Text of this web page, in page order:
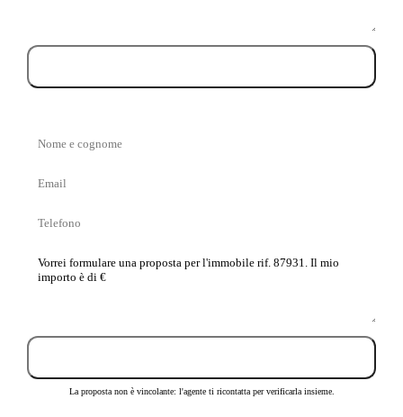
Nome
cognome
Email
Telefono
La
tua
La proposta non è vincolante: l'agente ti ricontatta per verificarla insieme.